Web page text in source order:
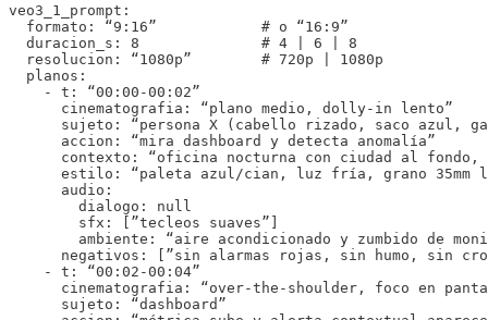
veo3_1_prompt:
  formato: “9:16”            # o “16:9”
  duracion_s: 8              # 4 | 6 | 8
  resolucion: “1080p”        # 720p | 1080p
  planos:
    - t: “00:00-00:02”
      cinematografia: “plano medio, dolly-in lento”
sujeto: “persona X (cabello rizado, saco azul,
      accion: “mira dashboard y detecta anomalía”
contexto: “oficina nocturna con ciudad al fondo,
estilo: “paleta azul/cian, luz fría, grano 35mm
      audio:
        dialogo: null
        sfx: [”tecleos suaves”]
ambiente: “aire acondicionado y zumbido de
negativos: [”sin alarmas rojas, sin humo, sin
    - t: “00:02-00:04”
cinematografia: “over-the-shoulder, foco en
      sujeto: “dashboard”